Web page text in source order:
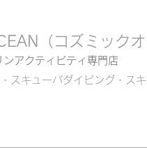
（コズミック
アクティビティ専門店
スキューバダイビング・ス